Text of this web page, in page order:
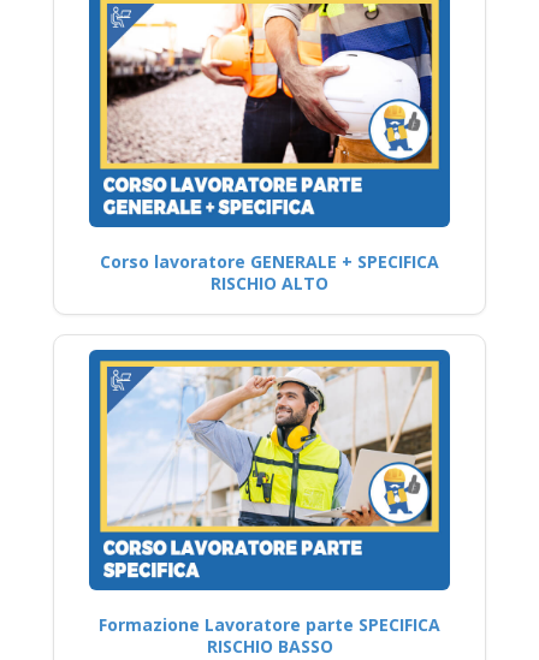
Corso lavoratore GENERALE + SPECIFICA
RISCHIO ALTO
Formazione Lavoratore parte SPECIFICA
RISCHIO BASSO